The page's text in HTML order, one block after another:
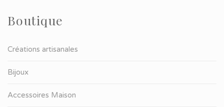
Boutique
Créations artisanales
Bijoux
Accessoires Maison